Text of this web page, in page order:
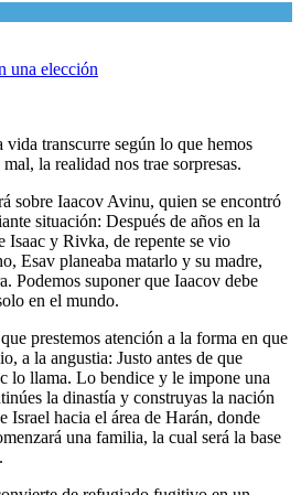
transcurre según lo que hemos
la realidad nos trae sorpresas.
sobre Iaacov Avinu, quien se encontró
situación: Después de años en la
Isaac y Rivka, de repente se vio
Esav planeaba matarlo y su madre,
Podemos suponer que Iaacov debe
en el mundo.
prestemos atención a la forma en que
a la angustia: Justo antes de que
lo llama. Lo bendice y le impone una
la dinastía y construyas la nación
Israel hacia el área de Harán, donde
una familia, la cual será la base